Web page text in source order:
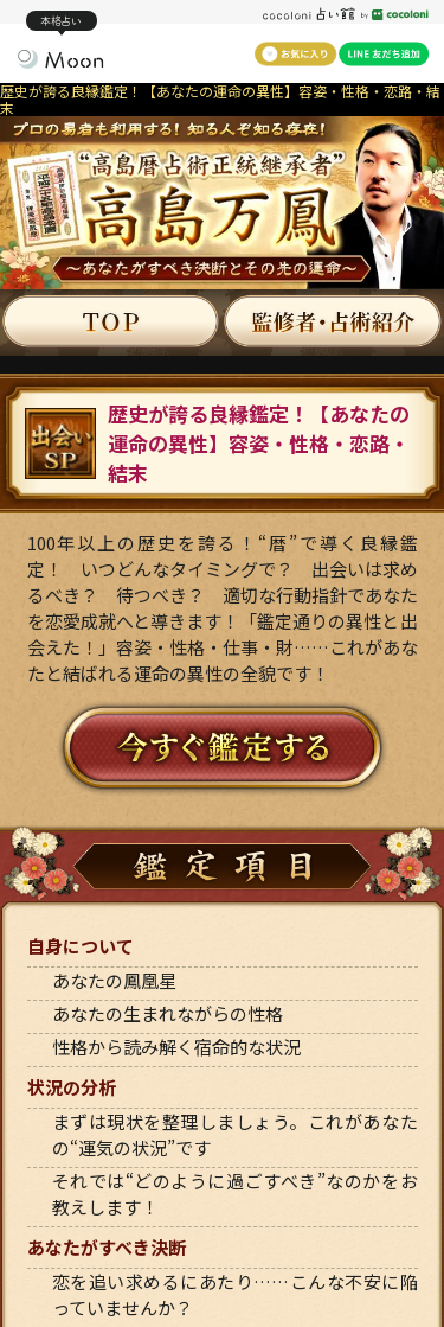
本格占い
歴史が誇る良縁鑑定！【あなたの運命の異性】容姿・性格・恋路・結
末
歴史が誇る良縁鑑定！【あなたの
運命の異性】容姿・性格・恋路・
結末
100年以上の歴史を誇る！“暦”で導く良縁鑑
定！ いつどんなタイミングで？ 出会いは求め
るべき？ 待つべき？ 適切な行動指針であなた
を恋愛成就へと導きます！「鑑定通りの異性と出
会えた！」容姿・性格・仕事・財……これがあな
たと結ばれる運命の異性の全貌です！
自身について
あなたの鳳凰星
あなたの生まれながらの性格
性格から読み解く宿命的な状況
状況の分析
まずは現状を整理しましょう。これがあなた
の“運気の状況”です
それでは“どのように過ごすべき”なのかをお
教えします！
あなたがすべき決断
恋を追い求めるにあたり……こんな不安に陥
っていませんか？